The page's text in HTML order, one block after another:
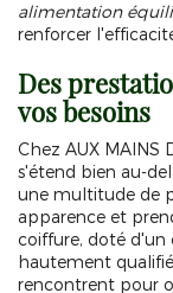
alimentation
renforcer
Des
vos besoins
Chez AUX MAINS
s'étend bien au-
une multitude de
apparence et
coiffure, doté
hautement
rencontrent pour